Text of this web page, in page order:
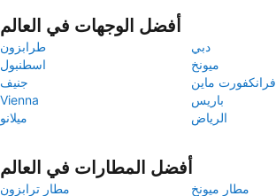
أفضل الوجهات في العالم
طرابزون
دبي
اسطنبول
ميونخ
جنيف
فرانكفورت ماين
Vienna
باريس
ميلانو
الرياض
أفضل المطارات في العالم
مطار ترابزون
مطار ميونخ